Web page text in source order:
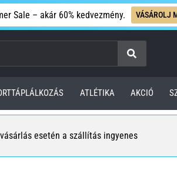
Sale – akár 60% kedvezmény. VÁSÁROLJ
Keresés
ATLÉTIKA AKCIÓ
esetén a szállítás ingyenes